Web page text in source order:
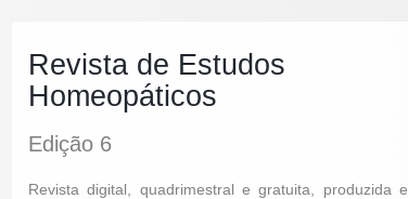
Revista de Estudos
Homeopáticos
Edição 6
Revista digital, quadrimestral e gratuita, produzida e